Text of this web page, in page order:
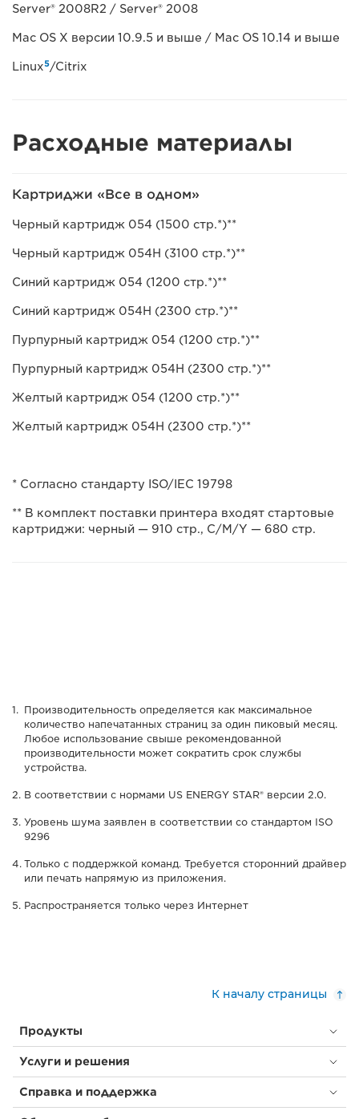
Server® 2008R2 / Server® 2008
Mac OS X версии 10.9.5 и выше / Mac OS 10.14 и выше
Linux5/Citrix
Расходные материалы
Картриджи «Все в одном»
Черный картридж 054 (1500 стр.*)**
Черный картридж 054H (3100 стр.*)**
Синий картридж 054 (1200 стр.*)**
Синий картридж 054H (2300 стр.*)**
Пурпурный картридж 054 (1200 стр.*)**
Пурпурный картридж 054H (2300 стр.*)**
Желтый картридж 054 (1200 стр.*)**
Желтый картридж 054H (2300 стр.*)**
* Согласно стандарту ISO/IEC 19798
** В комплект поставки принтера входят стартовые
картриджи: черный — 910 стр., C/M/Y — 680 стр.
Производительность определяется как максимальное
количество напечатанных страниц за один пиковый месяц.
Любое использование свыше рекомендованной
производительности может сократить срок службы
устройства.
В соответствии с нормами US ENERGY STAR® версии 2.0.
Уровень шума заявлен в соответствии со стандартом ISO
9296
Только с поддержкой команд. Требуется сторонний драйвер
или печать напрямую из приложения.
Распространяется только через Интернет
К началу страницы
Продукты
Услуги и решения
Справка и поддержка